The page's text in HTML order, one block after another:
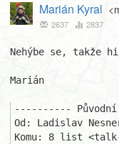
Marián Kyral
2637 2837
Nehýbe se, takže
Marián
----------
Od: Ladislav
Komu: 8 list <talk-